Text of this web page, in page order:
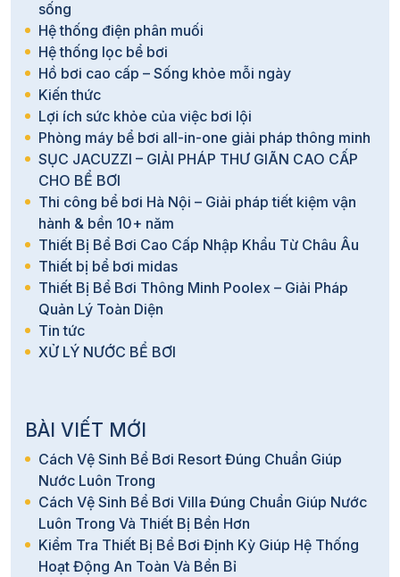
sống
Hệ thống điện phân muối
Hệ thống lọc bể bơi
Hồ bơi cao cấp – Sống khỏe mỗi ngày
Kiến thức
Lợi ích sức khỏe của việc bơi lội
Phòng máy bể bơi all-in-one giải pháp thông minh
SỤC JACUZZI – GIẢI PHÁP THƯ GIÃN CAO CẤP
CHO BỂ BƠI
Thi công bể bơi Hà Nội – Giải pháp tiết kiệm vận
hành & bền 10+ năm
Thiết Bị Bể Bơi Cao Cấp Nhập Khẩu Từ Châu Âu
Thiết bị bể bơi midas
Thiết Bị Bể Bơi Thông Minh Poolex – Giải Pháp
Quản Lý Toàn Diện
Tin tức
XỬ LÝ NƯỚC BỂ BƠI
BÀI VIẾT MỚI
Cách Vệ Sinh Bể Bơi Resort Đúng Chuẩn Giúp
Nước Luôn Trong
Cách Vệ Sinh Bể Bơi Villa Đúng Chuẩn Giúp Nước
Luôn Trong Và Thiết Bị Bền Hơn
Kiểm Tra Thiết Bị Bể Bơi Định Kỳ Giúp Hệ Thống
Hoạt Động An Toàn Và Bền Bỉ